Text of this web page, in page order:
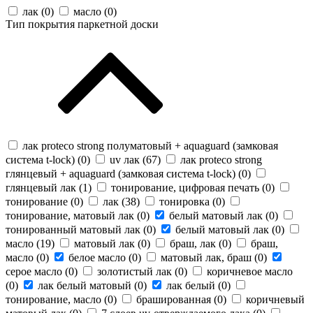
лак (0) масло (0)
Тип покрытия паркетной доски
лак proteco strong полуматовый + aquaguard (замковая
система t-lock) (0) uv лак (67)
лак proteco strong
глянцевый + aquaguard (замковая система t-lock) (0)
глянцевый лак (1) тонирование, цифровая печать (0)
тонирование (0) лак (38) тонировка (0)
тонирование, матовый лак (0) белый матовый лак (0)
тонированный матовый лак (0) белый матовый лак (0)
масло (19) матовый лак (0) браш, лак (0)
браш,
масло (0) белое масло (0) матовый лак, браш (0)
серое масло (0) золотистый лак (0)
коричневое масло
(0) лак белый матовый (0) лак белый (0)
тонирование, масло (0) брашированная (0)
коричневый